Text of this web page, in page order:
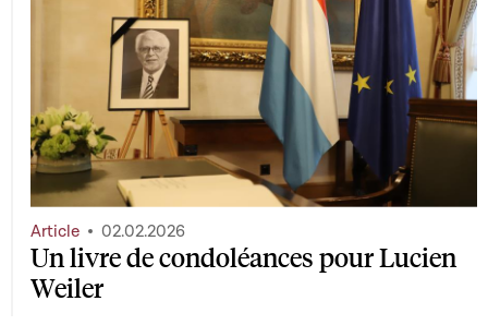
Un livre de condoléances pour Lucien
Weiler
Article 02.02.2026